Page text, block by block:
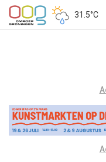
31.5°C